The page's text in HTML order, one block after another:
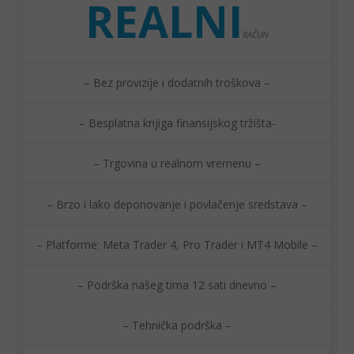
REALNI RAČUN
– Bez provizije i dodatnih troškova –
– Besplatna knjiga finansijskog tržišta-
– Trgovina u realnom vremenu –
– Brzo i lako deponovanje i povlačenje sredstava –
– Platforme: Meta Trader 4, Pro Trader i MT4 Mobile –
– Podrška našeg tima 12 sati dnevno –
– Tehnička podrška –